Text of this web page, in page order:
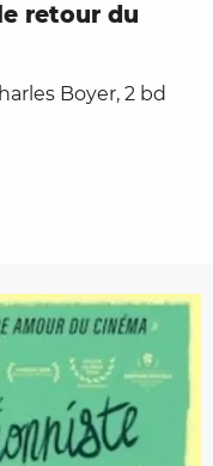
retour du
Boyer, 2 bd